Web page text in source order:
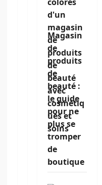
Magasin
de
produits
de
beauté :
le guide
pour ne
plus se
tromper
de
boutique